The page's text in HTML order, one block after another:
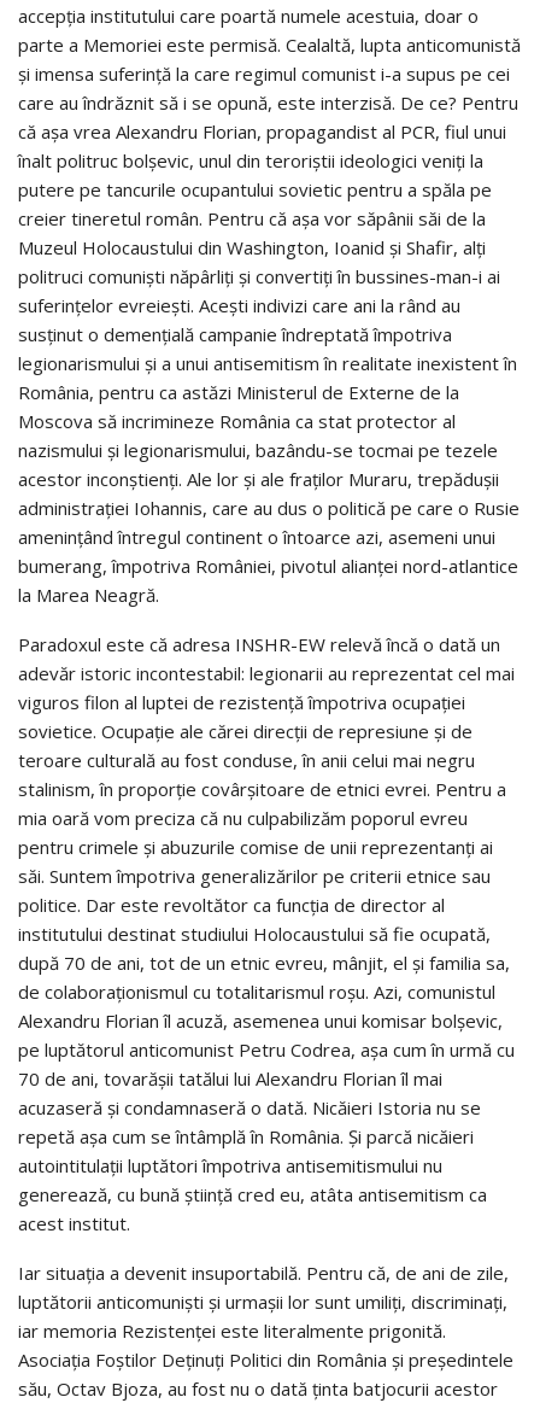
accepția institutului care poartă numele acestuia, doar o
parte a Memoriei este permisă. Cealaltă, lupta anticomunistă
și imensa suferință la care regimul comunist i-a supus pe cei
care au îndrăznit să i se opună, este interzisă. De ce? Pentru
că așa vrea Alexandru Florian, propagandist al PCR, fiul unui
înalt politruc bolșevic, unul din teroriștii ideologici veniți la
putere pe tancurile ocupantului sovietic pentru a spăla pe
creier tineretul român. Pentru că așa vor săpânii săi de la
Muzeul Holocaustului din Washington, Ioanid și Shafir, alți
politruci comuniști năpârliți și convertiți în bussines-man-i ai
suferințelor evreiești. Acești indivizi care ani la rând au
susținut o demențială campanie îndreptată împotriva
legionarismului și a unui antisemitism în realitate inexistent în
România, pentru ca astăzi Ministerul de Externe de la
Moscova să incrimineze România ca stat protector al
nazismului și legionarismului, bazându-se tocmai pe tezele
acestor inconștienți. Ale lor și ale fraților Muraru, trepădușii
administrației Iohannis, care au dus o politică pe care o Rusie
amenințând întregul continent o întoarce azi, asemeni unui
bumerang, împotriva României, pivotul alianței nord-atlantice
la Marea Neagră.
Paradoxul este că adresa INSHR-EW relevă încă o dată un
adevăr istoric incontestabil: legionarii au reprezentat cel mai
viguros filon al luptei de rezistență împotriva ocupației
sovietice. Ocupație ale cărei direcții de represiune și de
teroare culturală au fost conduse, în anii celui mai negru
stalinism, în proporție covârșitoare de etnici evrei. Pentru a
mia oară vom preciza că nu culpabilizăm poporul evreu
pentru crimele și abuzurile comise de unii reprezentanți ai
săi. Suntem împotriva generalizărilor pe criterii etnice sau
politice. Dar este revoltător ca funcția de director al
institutului destinat studiului Holocaustului să fie ocupată,
după 70 de ani, tot de un etnic evreu, mânjit, el și familia sa,
de colaboraționismul cu totalitarismul roșu. Azi, comunistul
Alexandru Florian îl acuză, asemenea unui komisar bolșevic,
pe luptătorul anticomunist Petru Codrea, așa cum în urmă cu
70 de ani, tovarășii tatălui lui Alexandru Florian îl mai
acuzaseră și condamnaseră o dată. Nicăieri Istoria nu se
repetă așa cum se întâmplă în România. Și parcă nicăieri
autointitulații luptători împotriva antisemitismului nu
generează, cu bună știință cred eu, atâta antisemitism ca
acest institut.
Iar situația a devenit insuportabilă. Pentru că, de ani de zile,
luptătorii anticomuniști și urmașii lor sunt umiliți, discriminați,
iar memoria Rezistenței este literalmente prigonită.
Asociația Foștilor Deținuți Politici din România și președintele
său, Octav Bjoza, au fost nu o dată ținta batjocurii acestor